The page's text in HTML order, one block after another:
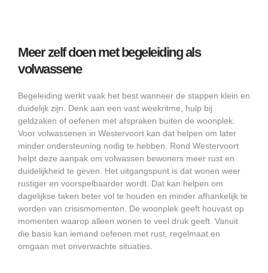
Meer zelf doen met begeleiding als
volwassene
Begeleiding werkt vaak het best wanneer de stappen klein en
duidelijk zijn. Denk aan een vast weekritme, hulp bij
geldzaken of oefenen met afspraken buiten de woonplek.
Voor volwassenen in Westervoort kan dat helpen om later
minder ondersteuning nodig te hebben. Rond Westervoort
helpt deze aanpak om volwassen bewoners meer rust en
duidelijkheid te geven. Het uitgangspunt is dat wonen weer
rustiger en voorspelbaarder wordt. Dat kan helpen om
dagelijkse taken beter vol te houden en minder afhankelijk te
worden van crisismomenten. De woonplek geeft houvast op
momenten waarop alleen wonen te veel druk geeft. Vanuit
die basis kan iemand oefenen met rust, regelmaat en
omgaan met onverwachte situaties.